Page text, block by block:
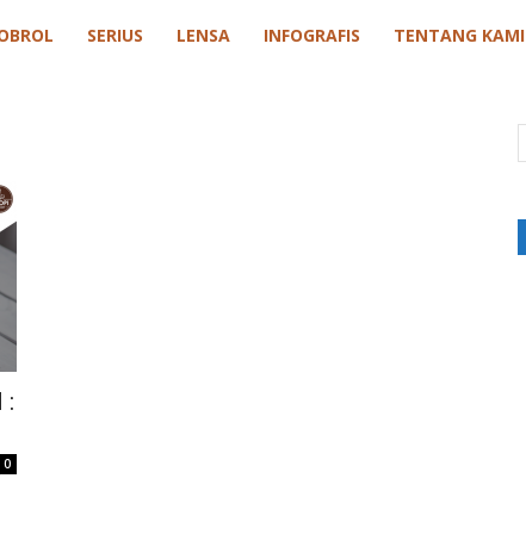
SERIUS LENSA INFOGRAFIS TENTANG KAMI
:
0